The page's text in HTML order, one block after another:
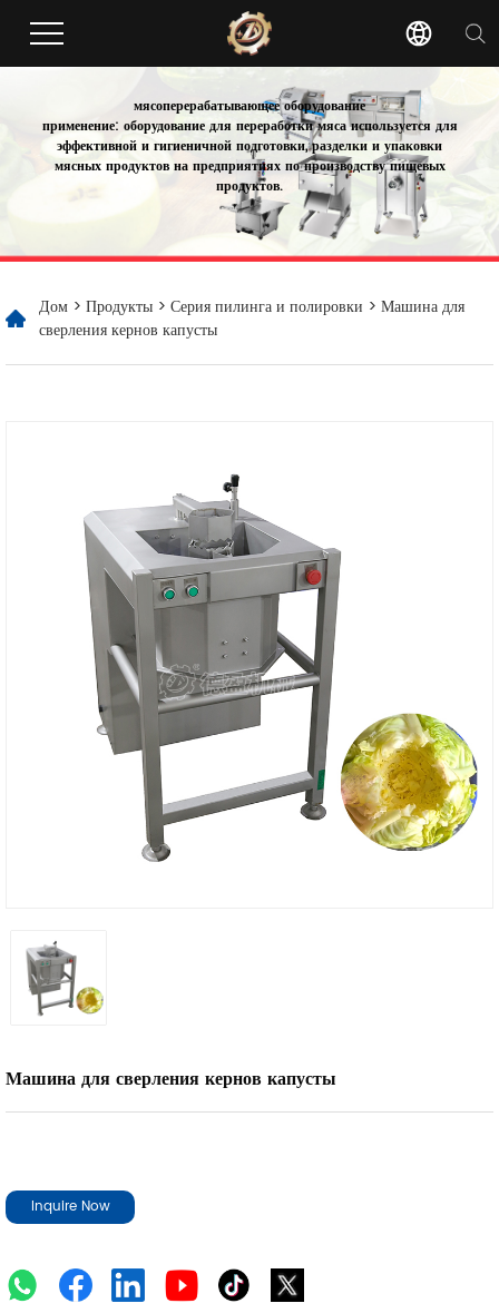
мясоперерабатывающее оборудование
применение: оборудование для переработки мяса используется для
эффективной и гигиеничной подготовки, разделки и упаковки
мясных продуктов на предприятиях по производству пищевых
продуктов.
Дом > Продукты > Серия пилинга и полировки > Машина для
сверления кернов капусты
Машина для сверления кернов капусты
Inquire Now